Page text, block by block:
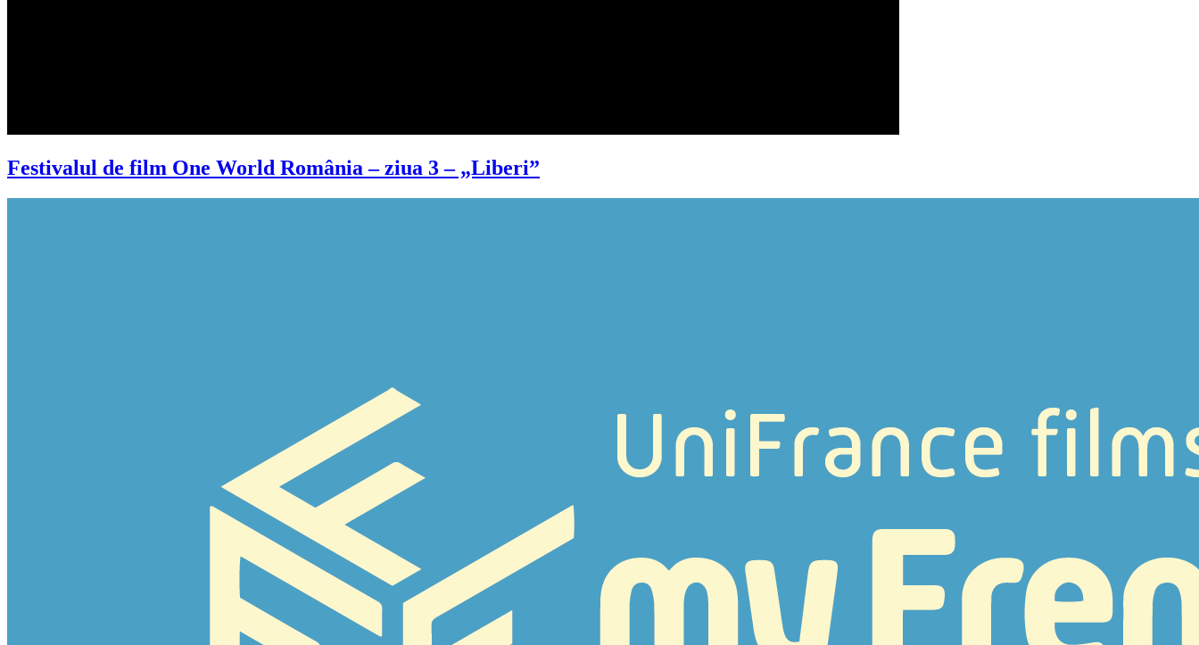
Festivalul de film One World România – ziua 3 – „Liberi”